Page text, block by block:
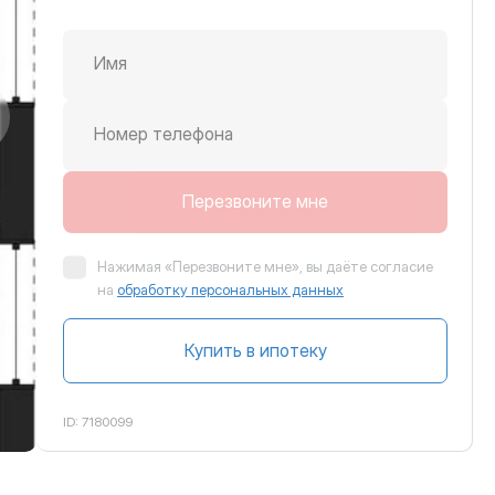
вправо
Имя
Номер телефона
Перезвоните мне
Нажимая «Перезвоните мне», вы даёте согласие
на обработку персональных данных
Купить в ипотеку
ID: 7180099